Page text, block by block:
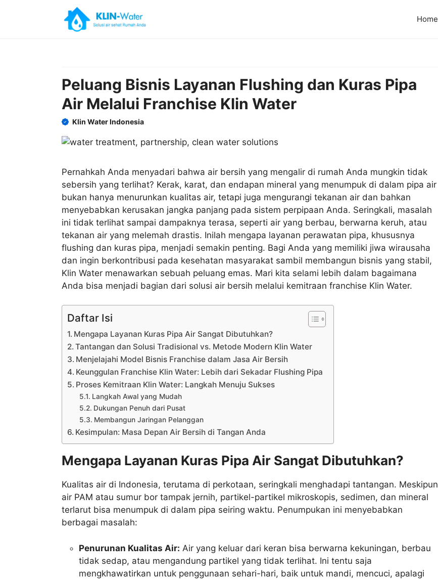
Home
Peluang Bisnis Layanan Flushing dan Kuras Pipa
Air Melalui Franchise Klin Water
Klin Water Indonesia
Pernahkah Anda menyadari bahwa air bersih yang mengalir di rumah Anda mungkin tidak
sebersih yang terlihat? Kerak, karat, dan endapan mineral yang menumpuk di dalam pipa air
bukan hanya menurunkan kualitas air, tetapi juga mengurangi tekanan air dan bahkan
menyebabkan kerusakan jangka panjang pada sistem perpipaan Anda. Seringkali, masalah
ini tidak terlihat sampai dampaknya terasa, seperti air yang berbau, berwarna keruh, atau
tekanan air yang melemah drastis. Inilah mengapa layanan perawatan pipa, khususnya
flushing dan kuras pipa, menjadi semakin penting. Bagi Anda yang memiliki jiwa wirausaha
dan ingin berkontribusi pada kesehatan masyarakat sambil membangun bisnis yang stabil,
Klin Water menawarkan sebuah peluang emas. Mari kita selami lebih dalam bagaimana
Anda bisa menjadi bagian dari solusi air bersih melalui kemitraan franchise Klin Water.
Daftar Isi
Mengapa Layanan Kuras Pipa Air Sangat Dibutuhkan?
Tantangan dan Solusi Tradisional vs. Metode Modern Klin Water
Menjelajahi Model Bisnis Franchise dalam Jasa Air Bersih
Keunggulan Franchise Klin Water: Lebih dari Sekadar Flushing Pipa
Proses Kemitraan Klin Water: Langkah Menuju Sukses
Langkah Awal yang Mudah
Dukungan Penuh dari Pusat
Membangun Jaringan Pelanggan
Kesimpulan: Masa Depan Air Bersih di Tangan Anda
Mengapa Layanan Kuras Pipa Air Sangat Dibutuhkan?
Kualitas air di Indonesia, terutama di perkotaan, seringkali menghadapi tantangan. Meskipun
air PAM atau sumur bor tampak jernih, partikel-partikel mikroskopis, sedimen, dan mineral
terlarut bisa menumpuk di dalam pipa seiring waktu. Penumpukan ini menyebabkan
berbagai masalah:
Penurunan Kualitas Air: Air yang keluar dari keran bisa berwarna kekuningan, berbau
tidak sedap, atau mengandung partikel yang tidak terlihat. Ini tentu saja
mengkhawatirkan untuk penggunaan sehari-hari, baik untuk mandi, mencuci, apalagi